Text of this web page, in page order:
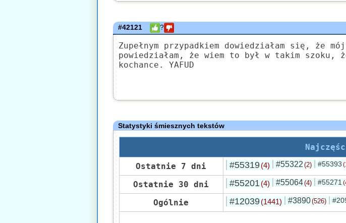
#42121 ?
Zupełnym przypadkiem dowiedziałam się, że
powiedziałam, że wiem to był w takim
kochance. YAFUD
Statystyki śmiesznych tekstów
Ostatnie 7 dni
#55319 (4) #55322 (2) #55393
Ostatnie 30 dni #55201 (4) #55064(4) #55271
Ogólnie #12039 (1441) #3890(526)